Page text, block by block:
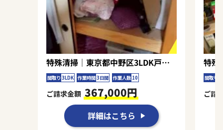
特殊清掃｜東京都中野区3LDK戸建て（一軒家）Ｋ.Ｎ様の作業事例
間取り 3LDK 作業時間3日間 作業人数 10
ご請求金額 367,000円
詳細はこちら
間取り
ご請